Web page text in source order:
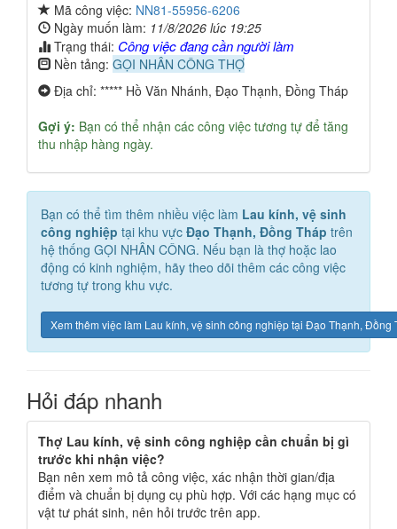
Mã công việc: NN81-55956-6206
Ngày muốn làm: 11/8/2026 lúc 19:25
Trạng thái: Công việc đang cần người làm
Nền tảng: GỌI NHÂN CÔNG THỢ
Địa chỉ: ***** Hồ Văn Nhánh, Đạo Thạnh, Đồng Tháp
Gợi ý: Bạn có thể nhận các công việc tương tự để tăng
thu nhập hàng ngày.
Bạn có thể tìm thêm nhiều việc làm Lau kính, vệ sinh
công nghiệp tại khu vực Đạo Thạnh, Đồng Tháp trên
hệ thống GỌI NHÂN CÔNG. Nếu bạn là thợ hoặc lao
động có kinh nghiệm, hãy theo dõi thêm các công việc
tương tự trong khu vực.
Xem thêm việc làm Lau kính, vệ sinh công nghiệp tại Đạo Thạnh, Đồng
Hỏi đáp nhanh
Thợ Lau kính, vệ sinh công nghiệp cần chuẩn bị gì
trước khi nhận việc?
Bạn nên xem mô tả công việc, xác nhận thời gian/địa
điểm và chuẩn bị dụng cụ phù hợp. Với các hạng mục có
vật tư phát sinh, nên hỏi trước trên app.